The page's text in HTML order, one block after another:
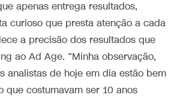
apenas entrega resultados,
curioso que presta atenção a cada
a precisão dos resultados que
ao Ad Age. “Minha observação,
analistas de hoje em dia estão bem
que costumavam ser 10 anos